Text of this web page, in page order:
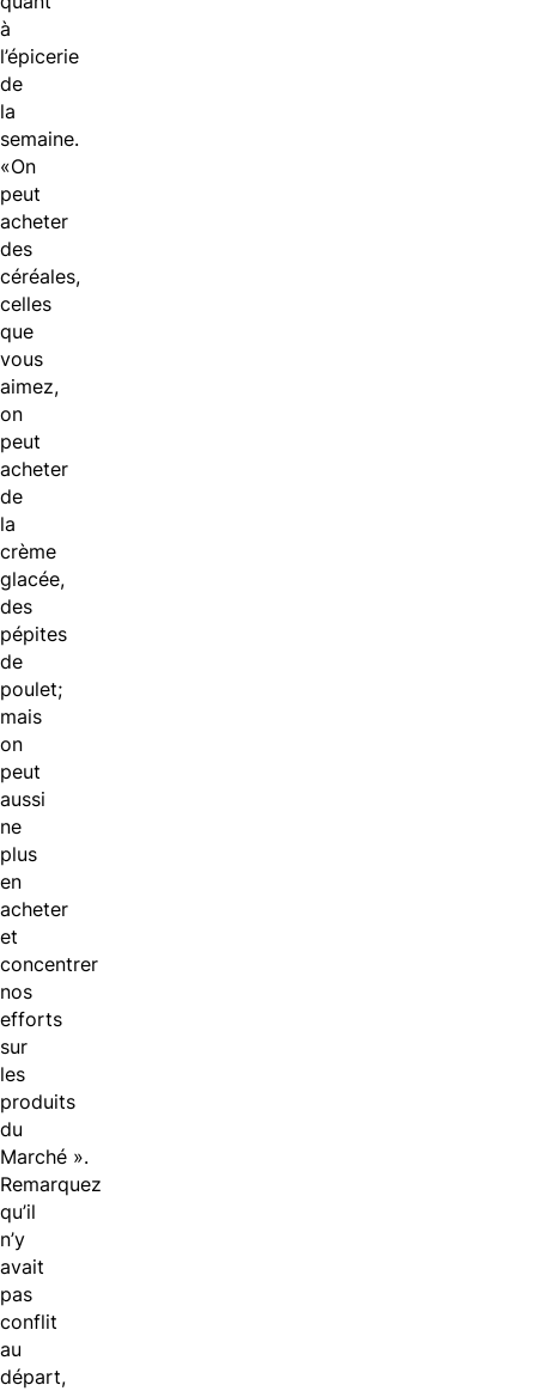
à
l’épicerie
de
la
semaine.
«On
peut
acheter
des
céréales,
celles
que
vous
aimez,
on
peut
acheter
de
la
crème
glacée,
des
pépites
de
poulet;
mais
on
peut
aussi
ne
plus
en
acheter
et
concentrer
nos
efforts
sur
les
produits
du
Marché ».
Remarquez
qu’il
n’y
avait
pas
conflit
au
départ,